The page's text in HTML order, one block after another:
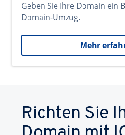
Geben Sie Ihre Domain ein
Domain-Umzug.
Mehr
Richten Sie